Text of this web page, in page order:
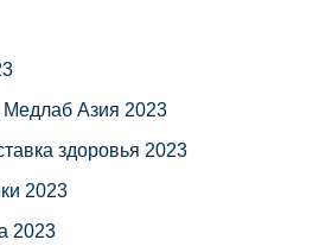
Азия 2023
здоровья 2023
2023
2023